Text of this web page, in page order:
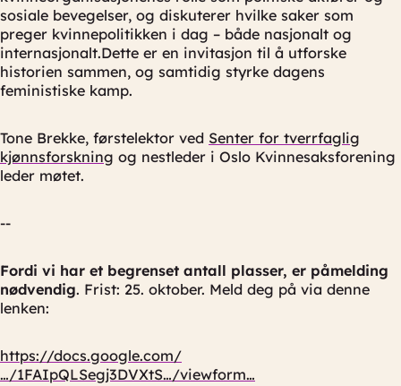
sosiale bevegelser, og diskuterer hvilke saker som
preger kvinnepolitikken i dag – både nasjonalt og
internasjonalt.Dette er en invitasjon til å utforske
historien sammen, og samtidig styrke dagens
feministiske kamp.
Tone Brekke, førstelektor ved Senter for tverrfaglig
kjønnsforskning og nestleder i Oslo Kvinnesaksforening
leder møtet.
--
Fordi vi har et begrenset antall plasser, er påmelding
nødvendig. Frist: 25. oktober. Meld deg på via denne
lenken:
https://docs.google.com/
…/1FAIpQLSegj3DVXtS…/viewform…